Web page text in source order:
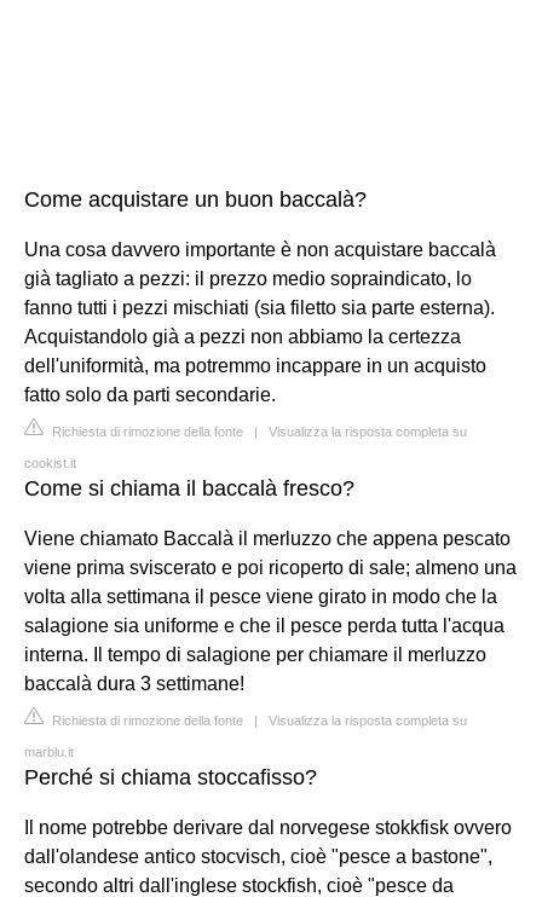
Come acquistare un buon baccalà?
Una cosa davvero importante è non acquistare baccalà
già tagliato a pezzi: il prezzo medio sopraindicato, lo
fanno tutti i pezzi mischiati (sia filetto sia parte esterna).
Acquistandolo già a pezzi non abbiamo la certezza
dell'uniformità, ma potremmo incappare in un acquisto
fatto solo da parti secondarie.
Richiesta di rimozione della fonte | Visualizza la risposta completa su
cookist.it
Come si chiama il baccalà fresco?
Viene chiamato Baccalà il merluzzo che appena pescato
viene prima sviscerato e poi ricoperto di sale; almeno una
volta alla settimana il pesce viene girato in modo che la
salagione sia uniforme e che il pesce perda tutta l'acqua
interna. Il tempo di salagione per chiamare il merluzzo
baccalà dura 3 settimane!
Richiesta di rimozione della fonte | Visualizza la risposta completa su
marblu.it
Perché si chiama stoccafisso?
Il nome potrebbe derivare dal norvegese stokkfisk ovvero
dall'olandese antico stocvisch, cioè "pesce a bastone",
secondo altri dall'inglese stockfish, cioè "pesce da